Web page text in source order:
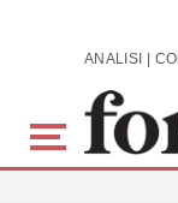
Skip to main